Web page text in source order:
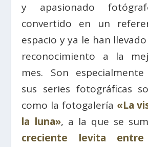
y apasionado
convertido en un
espacio y ya le han
reconocimiento a la
mes. Son
sus series fotográficas
como la fotogalería «La
la luna», a la que se
creciente levita